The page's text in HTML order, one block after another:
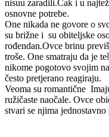
nisuu zaradili.Čak i u
osnovne potrebe.
One nikada ne govore o
su brižne i su obiteljske
rođendan.Ovce brinu
troše. One smatraju da je
nikome pogotovo svojim
često pretjerano reagiraju.
Veoma su romantične
ružičaste naočale. Ovce
stvari se njima